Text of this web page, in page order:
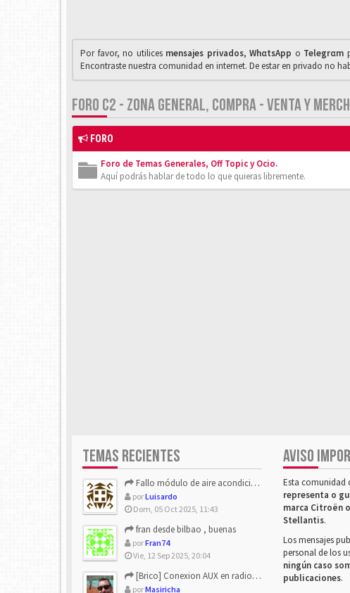
Por favor, no utilices mensajes privados,WhαtsApp o Telegrαm
Encontraste nuestra comunidad en internet. De estar en privado no
FORO C2 - ZONA GENERAL, COMPRA - VENTA Y
FORO
Foro de Temas Generales, Off Topic y Ocio.
Aquí podrás hablar de todo lo que quieras libremente.
TEMAS RECIENTES
Fallo módulo de aire acondicionado
porLuisardo
Dom, 05 Oct 2025, 11:43
fran desde bilbao , buenas
porFran74
Vie, 12 Sep 2025, 20:04
[Brico] Conexion AUX en radio de origen
porMasiricha
AVISO
Esta comunidad
representa o
marca Citroën
Stellantis.
Los mensajes
personal de los
ningún caso
publicaciones.